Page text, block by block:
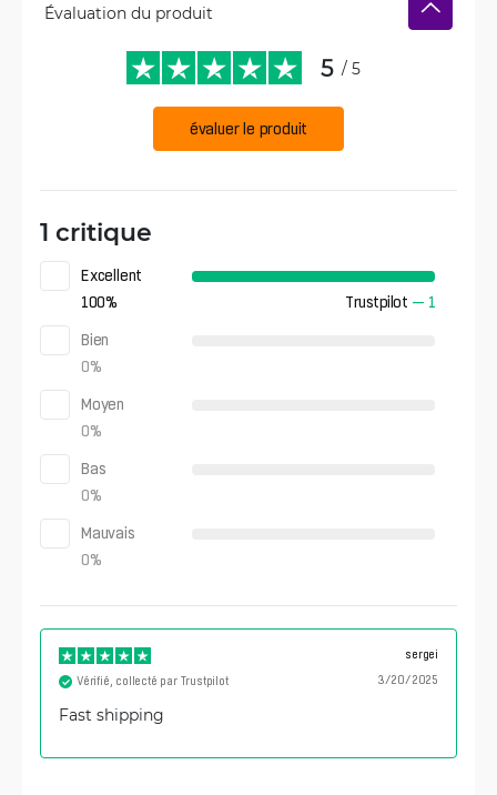
Évaluation du produit
5 / 5
évaluer le produit
1 critique
Excellent
100% Trustpilot — 1
Bien
0%
Moyen
0%
Bas
0%
Mauvais
0%
sergei
3/20/2025
Vérifié, collecté par Trustpilot
Fast shipping